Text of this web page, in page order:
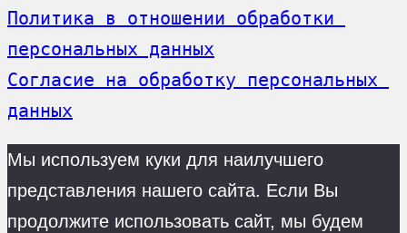
Политика в отношении обработки
персональных данных
Согласие на обработку персональных
данных
Мы используем куки для наилучшего
представления нашего сайта. Если Вы
продолжите использовать сайт, мы будем